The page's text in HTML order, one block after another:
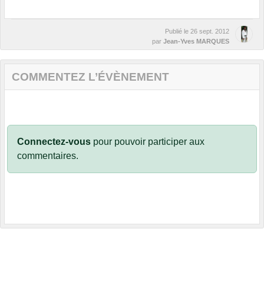
Publié le 26 sept. 2012
par Jean-Yves MARQUES
COMMENTEZ L’ÉVÈNEMENT
Connectez-vous pour pouvoir participer aux
commentaires.